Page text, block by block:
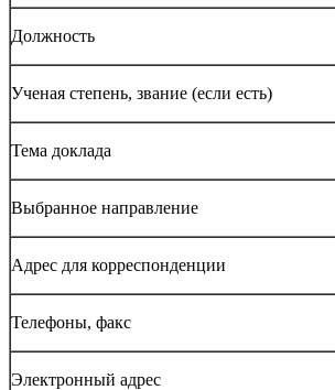
Должность
Ученая степень, звание (если есть)
Тема доклада
Выбранное направление
Адрес для корреспонденции
Телефоны, факс
Электронный адрес